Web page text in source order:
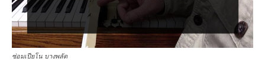
ซ่อมเปียโน บางพลัด